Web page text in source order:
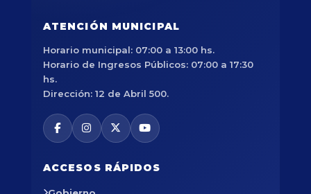
ATENCIÓN MUNICIPAL
Horario municipal: 07:00 a 13:00 hs.
Horario de Ingresos Públicos: 07:00 a 17:30
hs.
Dirección: 12 de Abril 500.
ACCESOS RÁPIDOS